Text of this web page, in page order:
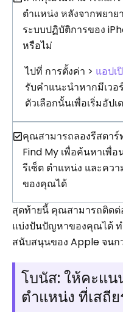
ตำแหน่ง หลังจากพยา
ระบบปฏิบัติการของ
หรือไม่
ไปที่ การตั้งค่า > แอปเ
รับคำแนะนำหากมีเว
ตัวเลือกนั้นเพื่อเริ่มอัปเ
คุณสามารถลองรีสตา
Find My เพื่อค้นหาเพื่
รีเซ็ต ตำแหน่ง และคว
ของคุณได้
สุดท้ายนี้ คุณสามารถติด
แบ่งปันปัญหาของคุณได้
สนับสนุนของ Apple จนก
โบนัส: ให้คะแ
ตำแหน่ง ที่เสถี